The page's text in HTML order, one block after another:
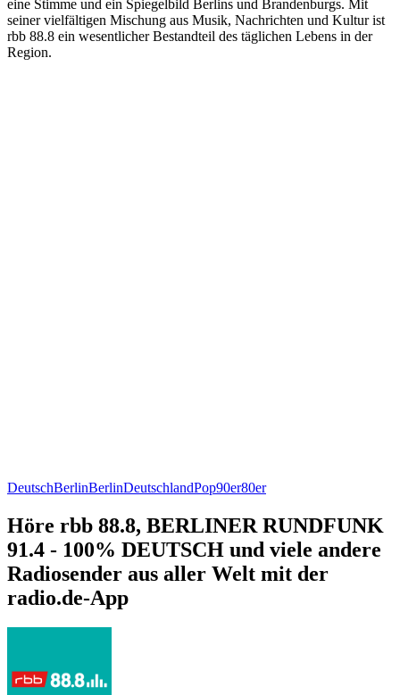
eine Stimme und ein Spiegelbild Berlins und Brandenburgs. Mit
seiner vielfältigen Mischung aus Musik, Nachrichten und Kultur ist
rbb 88.8 ein wesentlicher Bestandteil des täglichen Lebens in der
Region.
DeutschBerlinBerlinDeutschlandPop90er80er
Höre rbb 88.8, BERLINER RUNDFUNK
91.4 - 100% DEUTSCH und viele andere
Radiosender aus aller Welt mit der
radio.de-App